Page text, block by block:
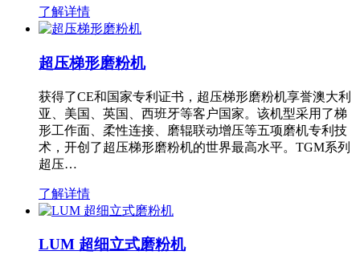
了解详情
超压梯形磨粉机
获得了CE和国家专利证书，超压梯形磨粉机享誉澳大利
亚、美国、英国、西班牙等客户国家。该机型采用了梯
形工作面、柔性连接、磨辊联动增压等五项磨机专利技
术，开创了超压梯形磨粉机的世界最高水平。TGM系列
超压…
了解详情
LUM 超细立式磨粉机